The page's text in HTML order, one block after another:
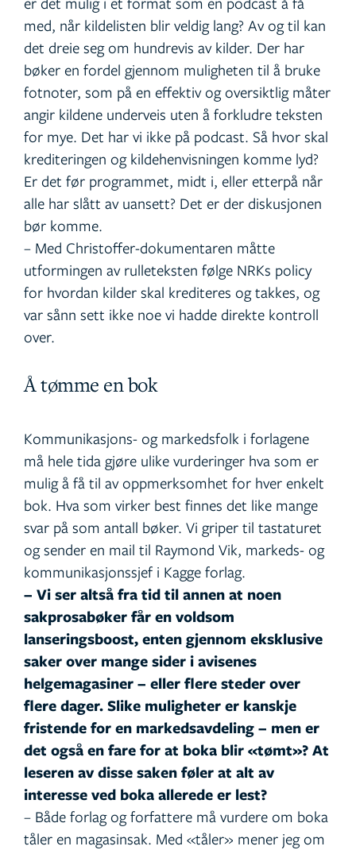
med, når kildelisten blir veldig lang? Av og til kan
det dreie seg om hundrevis av kilder. Der har
bøker en fordel gjennom muligheten til å bruke
fotnoter, som på en effektiv og oversiktlig måter
angir kildene underveis uten å forkludre teksten
for mye. Det har vi ikke på podcast. Så hvor skal
krediteringen og kildehenvisningen komme lyd?
Er det før programmet, midt i, eller etterpå når
alle har slått av uansett? Det er der diskusjonen
bør komme.
– Med Christoffer-dokumentaren måtte
utformingen av rulleteksten følge NRKs policy
for hvordan kilder skal krediteres og takkes, og
var sånn sett ikke noe vi hadde direkte kontroll
over.
Å tømme en bok
Kommunikasjons- og markedsfolk i forlagene
må hele tida gjøre ulike vurderinger hva som er
mulig å få til av oppmerksomhet for hver enkelt
bok. Hva som virker best finnes det like mange
svar på som antall bøker. Vi griper til tastaturet
og sender en mail til Raymond Vik, markeds- og
kommunikasjonssjef i Kagge forlag.
– Vi ser altså fra tid til annen at noen
sakprosabøker får en voldsom
lanseringsboost, enten gjennom eksklusive
saker over mange sider i avisenes
helgemagasiner – eller flere steder over
flere dager. Slike muligheter er kanskje
fristende for en markedsavdeling – men er
det også en fare for at boka blir «tømt»? At
leseren av disse saken føler at alt av
interesse ved boka allerede er lest?
– Både forlag og forfattere må vurdere om boka
tåler en magasinsak. Med «tåler» mener jeg om